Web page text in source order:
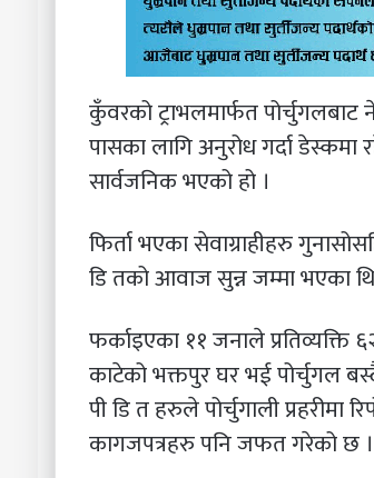
कुँवरको ट्राभलमार्फत
पासका लागि अनुरोध गर्दा
सार्वजनिक भएको हो ।
फिर्ता भएका सेवाग्राहीहरु
डि तको आवाज सुन्न जम्मा भएका
फर्काइएका ११ जनाले प्रतिव्यक्ति
काटेको भक्तपुर घर भई पोर्चुगल
पी डि त हरुले पोर्चुगाली प्रहरीमा
कागजपत्रहरु पनि जफत गरेको छ ।